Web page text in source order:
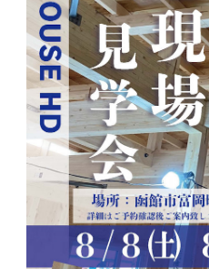
北海道
札幌
道央
道北
東北
青森
秋田
甲信越・北陸
新潟
関東
神奈川
北海道
札幌
札幌
小樽
道央
苫小牧千歳
小樽
道北
旭川
道南
函館
室蘭
東北
青森県
八戸
青森
秋田県
秋田
岩手県
盛岡
北上
甲信越・北陸
新潟県
新潟
長岡
甲府
長野県
長野
関東
東京都
世田谷
八王子
神奈川県
横浜
愛知県
名古屋